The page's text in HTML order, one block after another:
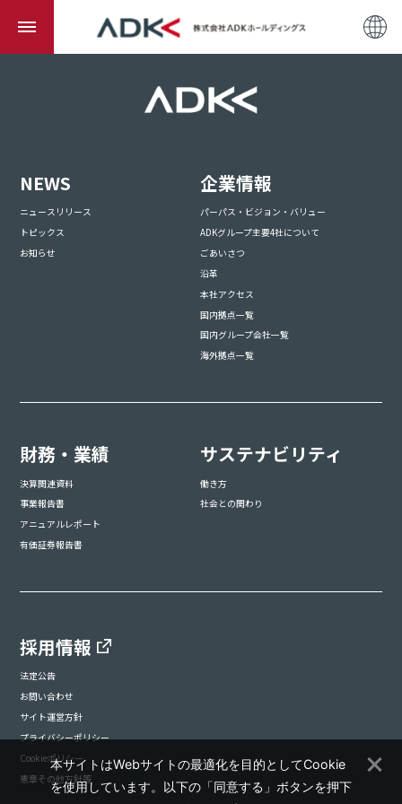
NEWS
ニュースリリース
トピックス
お知らせ
企業情報
パーパス・ビジョン・バリュー
ADKグループ主要4社について
ごあいさつ
沿革
本社アクセス
国内拠点一覧
国内グループ会社一覧
海外拠点一覧
財務・業績
決算関連資料
事業報告書
アニュアルレポート
有価証券報告書
サステナビリティ
働き方
社会との関わり
採用情報
法定公告
お問い合わせ
サイト運営方針
プライバシーポリシー
Cookieポリシー
憲章その他方針等
本サイトはWebサイトの最適化を目的としてCookie
を使用しています。以下の「同意する」ボタンを押下